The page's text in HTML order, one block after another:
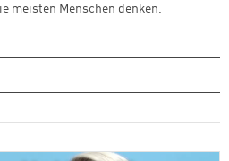
meisten Menschen denken.